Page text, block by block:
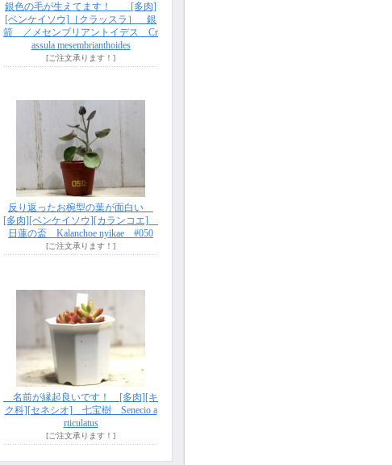
銀色の毛が生えてます！ [多肉]
[ベンケイソウ]［クラッスラ］ 銀
箭 ／メセンブリアントイデス Cr
assula mesembrianthoides
[ご注文承ります！]
反り返ったお椀型の葉が面白い
[多肉][ベンケイソウ][カランコエ]
日蓮の盃 Kalanchoe nyikae #050
[ご注文承ります！]
名前が縁起良いです！ [多肉][キ
ク科][セネシオ] 七宝樹 Senecio a
rticulatus
[ご注文承ります！]